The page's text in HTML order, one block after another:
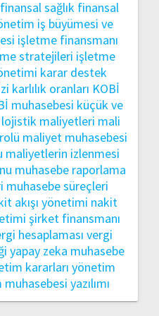
finansal sağlık finansal
iş büyümesi ve
işletme finansmanı
stratejileri işletme
karar destek
karlılık oranları KOBİ
muhasebesi küçük ve
lojistik maliyetleri mali
maliyet muhasebesi
maliyetlerin izlenmesi
muhasebe raporlama
muhasebe süreçleri
akışı yönetimi nakit
şirket finansmanı
hesaplaması vergi
yapay zeka muhasebe
kararları yönetim
yazılımı